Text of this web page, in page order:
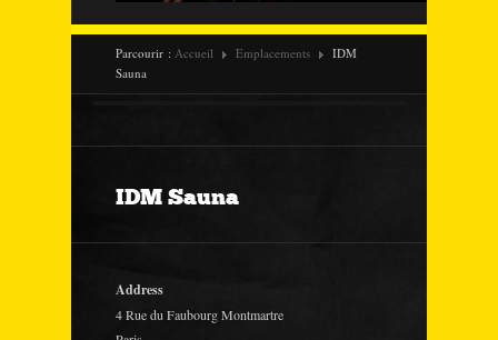
Parcourir : Accueil Emplacements
IDM
Sauna
IDM Sauna
Address
4 Rue du Faubourg Montmartre